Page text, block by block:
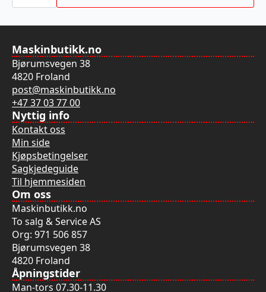
Maskinbutikk.no
Bjørumsvegen 38
4820 Froland
post@maskinbutikk.no
+47 37 03 77 00
Nyttig info
Kontakt oss
Min side
Kjøpsbetingelser
Sagkjedeguide
Til hjemmesiden
Om oss
Maskinbutikk.no
To salg & Service AS
Org: 971 506 857
Bjørumsvegen 38
4820 Froland
Åpningstider
Man-tors 07.30-11.30